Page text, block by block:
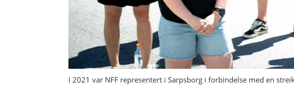
I 2021 var NFF representert i Sarpsborg i forbindelse med en